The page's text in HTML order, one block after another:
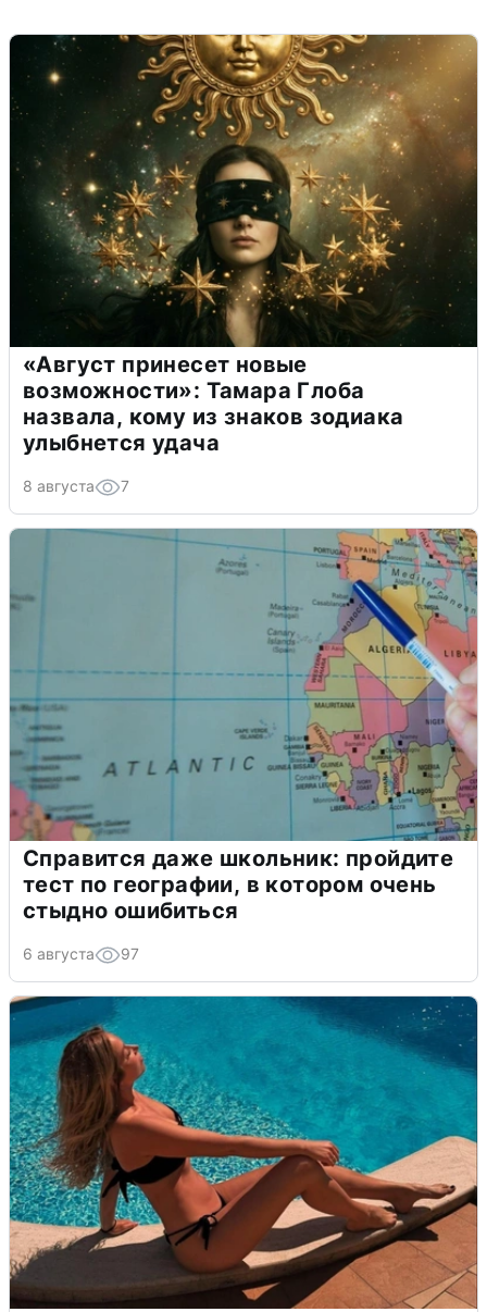
«Август принесет новые
возможности»: Тамара Глоба
назвала, кому из знаков зодиака
улыбнется удача
8 августа 7
Справится даже школьник: пройдите
тест по географии, в котором очень
стыдно ошибиться
6 августа 97